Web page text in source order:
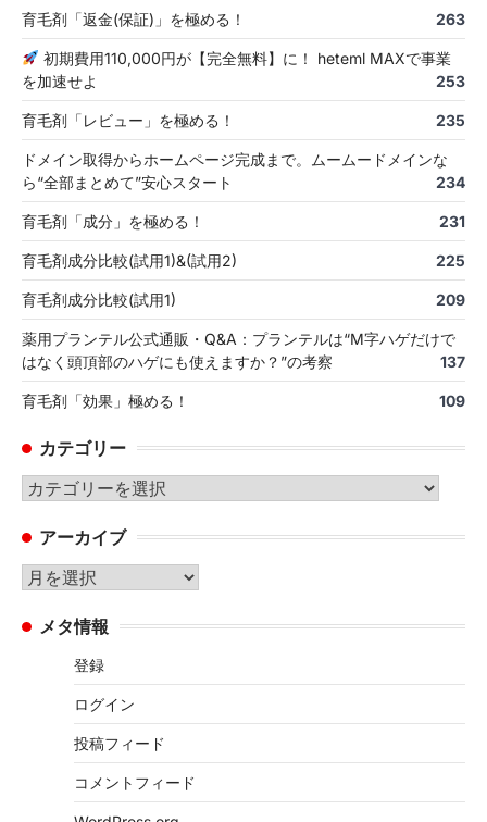
育毛剤「返金(保証)」を極める！ 263
初期費用110,000円が【完全無料】に！ heteml MAXで事業
を加速せよ
253
育毛剤「レビュー」を極める！ 235
ドメイン取得からホームページ完成まで。ムームードメインな
ら“全部まとめて”安心スタート
234
育毛剤「成分」を極める！ 231
育毛剤成分比較(試用1)&(試用2) 225
育毛剤成分比較(試用1) 209
薬用プランテル公式通販・Q&A：プランテルは“M字ハゲだけで
はなく頭頂部のハゲにも使えますか？”の考察
137
育毛剤「効果」極める！ 109
カテゴリー
カ
ゴ
リ
ー
アーカイブ
ア
カ メタ情報
登録
ログイン
投稿フィード
コメントフィード